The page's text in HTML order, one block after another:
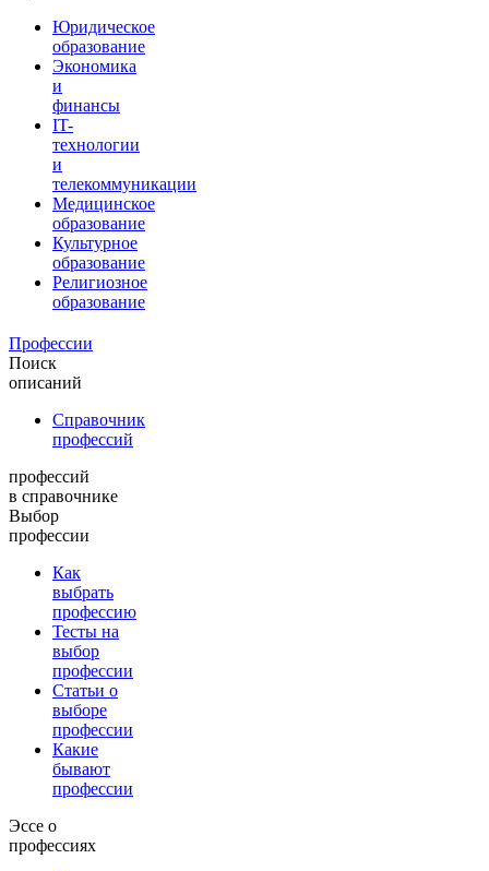
Юридическое
образование
Экономика
и
финансы
IT-
технологии
и
телекоммуникации
Медицинское
образование
Культурное
образование
Религиозное
образование
Профессии
Поиск
описаний
Справочник
профессий
профессий
в справочнике
Выбор
профессии
Как
выбрать
профессию
Тесты на
выбор
профессии
Статьи о
выборе
профессии
Какие
бывают
профессии
Эссе о
профессиях